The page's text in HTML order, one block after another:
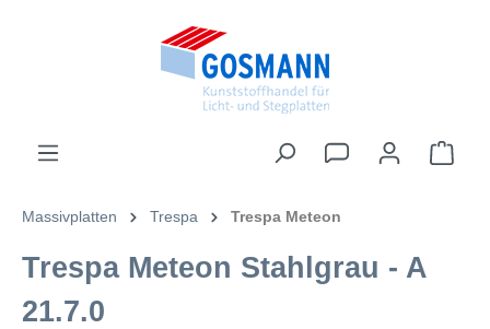
Massivplatten Trespa Trespa Meteon
Trespa Meteon Stahlgrau - A
21.7.0